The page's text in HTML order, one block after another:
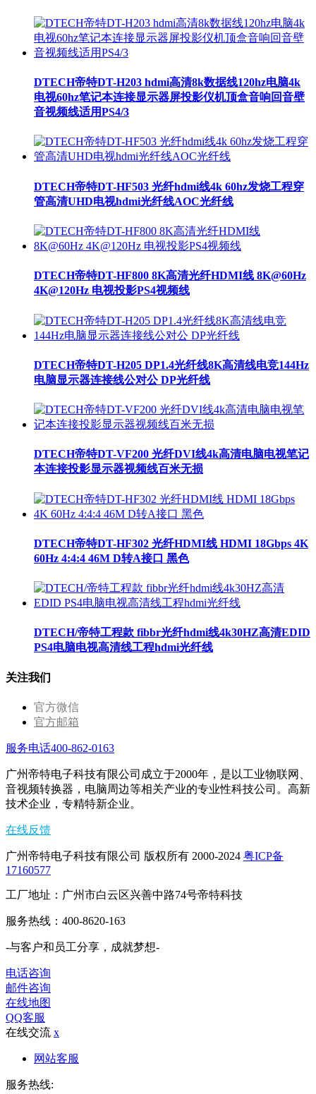
DTECH帝特DT-H203 hdmi高清8k数据线120hz电脑4k
电视60hz笔记本连接显示器屏投影仪机顶盒音响回音壁
音视频线适用PS4/3
DTECH帝特DT-HF503 光纤hdmi线4k 60hz发烧工程穿
管高清UHD电视hdmi光纤线AOC光纤线
DTECH帝特DT-HF800 8K高清光纤HDMI线 8K@60Hz
4K@120Hz 电视投影PS4视频线
DTECH帝特DT-H205 DP1.4光纤线8K高清线电竞144Hz
电脑显示器连接线公对公 DP光纤线
DTECH帝特DT-VF200 光纤DVI线4k高清电脑电视笔记
本连接投影显示器视频线百米无损
DTECH帝特DT-HF302 光纤HDMI线 HDMI 18Gbps 4K
60Hz 4:4:4 46M D转A接口 黑色
DTECH/帝特工程款 fibbr光纤hdmi线4k30HZ高清EDID
PS4电脑电视高清线工程hdmi光纤线
关注我们
官方微信
官方邮箱
服务电话400-862-0163
广州帝特电子科技有限公司成立于2000年，是以工业物联网、
音视频转换器，电脑周边等相关产业的专业性科技公司。高新
技术企业，专精特新企业。
在线反馈
广州帝特电子科技有限公司 版权所有 2000-2024 粤ICP备
17160577
工厂地址：广州市白云区兴善中路74号帝特科技
服务热线：400-8620-163
-与客户和员工分享，成就梦想-
电话咨询
邮件咨询
在线地图
QQ客服
在线交流 x
网站客服
服务热线: